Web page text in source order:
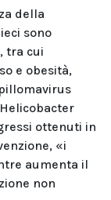
della
sono
tra cui
e obesità,
ottenuti in
«i
aumenta il
non